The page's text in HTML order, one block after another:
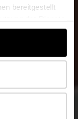
bereitgestellt